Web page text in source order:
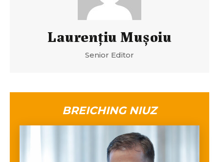
Laurenţiu Muşoiu
Senior Editor
BREICHING NIUZ